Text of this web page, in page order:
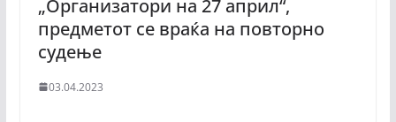
„Организатори на 27 април“,
предметот се враќа на повторно
судење
03.04.2023